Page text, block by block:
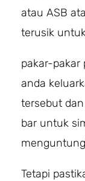
atau ASB
terusik
pakar-pakar
anda
tersebut
bar untuk
Tetapi